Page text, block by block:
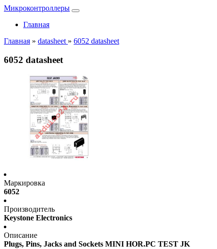
Микроконтроллеры
Главная
Главная » datasheet » 6052 datasheet
6052 datasheet
Маркировка
6052
Производитель
Keystone Electronics
Описание
Plugs, Pins, Jacks and Sockets MINI HOR.PC TEST JK